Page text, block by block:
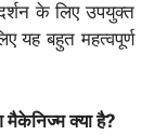
के लिए उपयुक्त
यह बहुत महत्वपूर्ण
क्या है?